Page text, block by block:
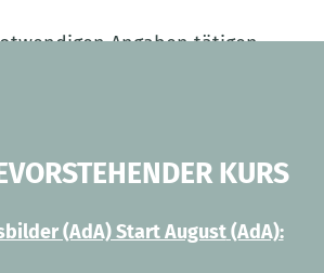
Angaben tätigen
KURS
(AdA) Start August(AdA):